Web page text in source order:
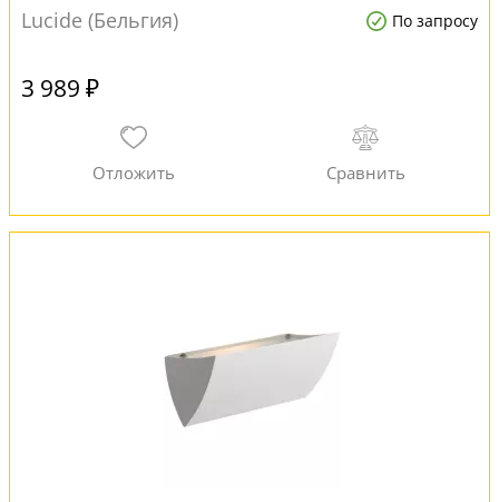
Lucide (Бельгия) По запросу
3 989 ₽